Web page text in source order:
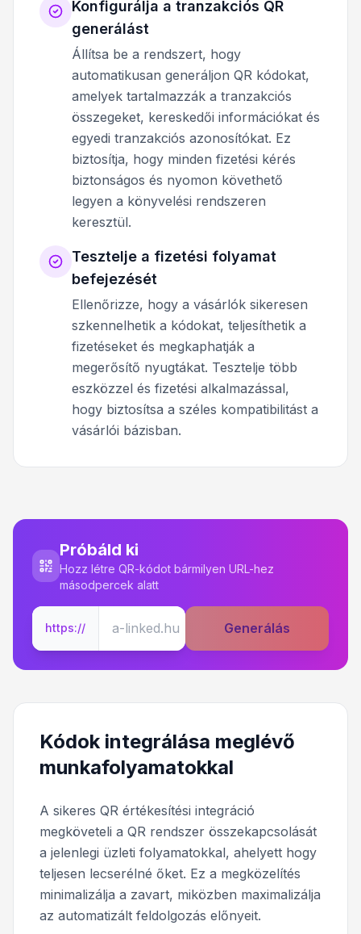
Konfigurálja a tranzakciós QR
generálást
Állítsa be a rendszert, hogy
automatikusan generáljon QR kódokat,
amelyek tartalmazzák a tranzakciós
összegeket, kereskedői információkat és
egyedi tranzakciós azonosítókat. Ez
biztosítja, hogy minden fizetési kérés
biztonságos és nyomon követhető
legyen a könyvelési rendszeren
keresztül.
Tesztelje a fizetési folyamat
befejezését
Ellenőrizze, hogy a vásárlók sikeresen
szkennelhetik a kódokat, teljesíthetik a
fizetéseket és megkaphatják a
megerősítő nyugtákat. Tesztelje több
eszközzel és fizetési alkalmazással,
hogy biztosítsa a széles kompatibilitást a
vásárlói bázisban.
Próbáld ki
Hozz létre QR-kódot bármilyen URL-hez
másodpercek alatt
https:// Generálás
Kódok integrálása meglévő
munkafolyamatokkal
A sikeres QR értékesítési integráció
megköveteli a QR rendszer összekapcsolását
a jelenlegi üzleti folyamatokkal, ahelyett hogy
teljesen lecserélné őket. Ez a megközelítés
minimalizálja a zavart, miközben maximalizálja
az automatizált feldolgozás előnyeit.